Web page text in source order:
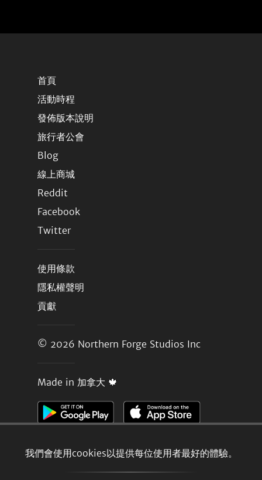
我們會使用cookies以提供每位使用者最好的體驗。
首頁
活動時程
發佈版本說明
旅行者公會
Blog
線上商城
Reddit
Facebook
Twitter
使用條款
隱私權聲明
貢獻
© 2026 Northern Forge Studios Inc
Made in 加拿大 🍁